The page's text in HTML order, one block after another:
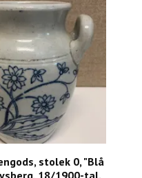
stolek 0, "Blå
18/1900-tal.